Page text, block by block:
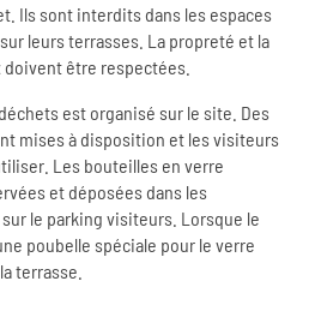
Ils sont interdits dans les espaces
leurs terrasses. La propreté et la
être respectées.
est organisé sur le site. Des
mises à disposition et les visiteurs
Les bouteilles en verre
et déposées dans les
le parking visiteurs. Lorsque le
poubelle spéciale pour le verre
terrasse.